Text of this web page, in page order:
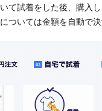
て試着をした後、購入
ついては金額を自動で決